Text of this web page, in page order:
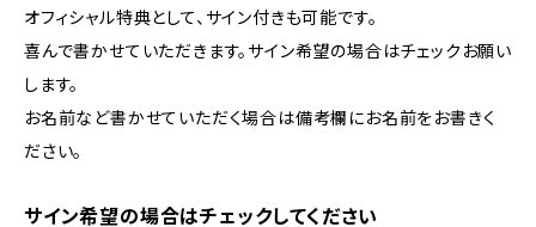
オフィシャル特典として、サイン付きも可能です。
喜んで書かせていただきます。サイン希望の場合はチェックお願い
します。
お名前など書かせていただく場合は備考欄にお名前をお書きく
ださい。
サイン希望の場合はチェックしてください